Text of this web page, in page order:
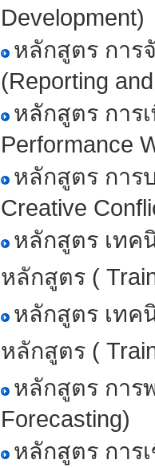
Development)
หลักสูตร การ
(Reporting
หลักสูตร การ
Performance
หลักสูตร การ
Creative
หลักสูตร เทค
หลักสูตร (
หลักสูตร เทค
หลักสูตร (
หลักสูตร การ
Forecasting)
หลักสูตร การ